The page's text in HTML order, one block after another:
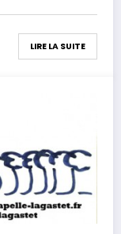
LIRE LA SUITE